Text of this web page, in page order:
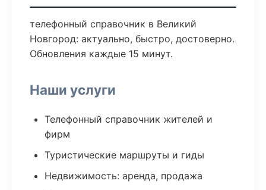
телефонный справочник в Великий
Новгород: актуально, быстро, достоверно.
Обновления каждые 15 минут.
Наши услуги
Телефонный справочник жителей и
фирм
Туристические маршруты и гиды
Недвижимость: аренда, продажа